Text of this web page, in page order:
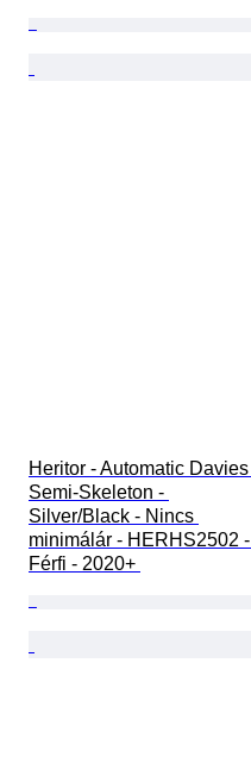
Heritor - Automatic Davies
Semi-Skeleton -
Silver/Black - Nincs
minimálár - HERHS2502 -
Férfi - 2020+